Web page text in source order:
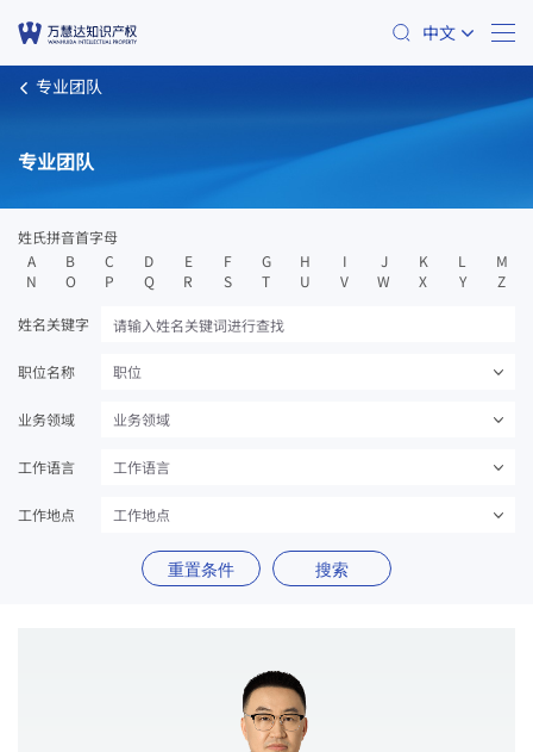
中文
专业团队
专业团队
姓氏拼音首字母
A
B C D E F G H I J K L
M
N
O P Q R S T U V W X Y Z
姓名关键字
职位名称 职位
业务领域 业务领域
工作语言 工作语言
工作地点 工作地点
重置条件 搜索